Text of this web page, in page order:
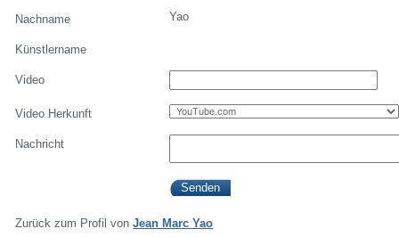
Nachname Yao
Künstlername
Video
Video Herkunft
Nachricht
Zurück zum Profil vonJean Marc Yao